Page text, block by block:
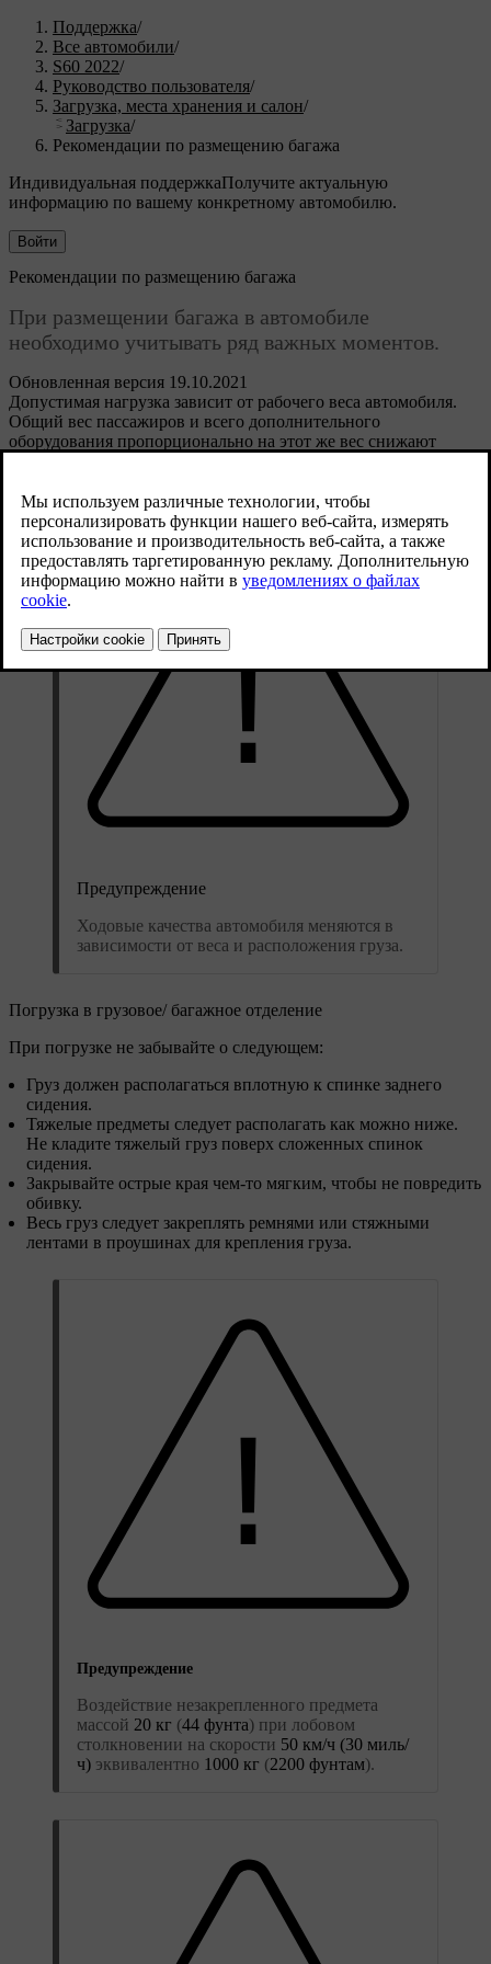
Поддержка/
Все автомобили/
S60 2022/
Руководство пользователя/
Загрузка, места хранения и салон/
Загрузка/
Рекомендации по размещению багажа
Индивидуальная поддержкаПолучите актуальную
информацию по вашему конкретному автомобилю.
Войти
Обновленная версия 19.10.2021
Рекомендации по размещению багажа
При размещении багажа в автомобиле
необходимо учитывать ряд важных моментов.
Допустимая нагрузка зависит от рабочего веса автомобиля.
Общий вес пассажиров и всего дополнительного
оборудования пропорционально на этот же вес снижают
Предупреждение
Ходовые качества автомобиля меняются в
зависимости от веса и расположения груза.
Погрузка в грузовое/ багажное отделение
При погрузке не забывайте о следующем:
Груз должен располагаться вплотную к спинке заднего
сидения.
Тяжелые предметы следует располагать как можно ниже.
Не кладите тяжелый груз поверх сложенных спинок
сидения.
Закрывайте острые края чем-то мягким, чтобы не повредить
обивку.
Весь груз следует закреплять ремнями или стяжными
лентами в проушинах для крепления груза.
Предупреждение
Воздействие незакрепленного предмета
массой 20 кг (44 фунта) при лобовом
столкновении на скорости 50 км/ч (30 миль/
ч) эквивалентно 1000 кг (2200 фунтам).